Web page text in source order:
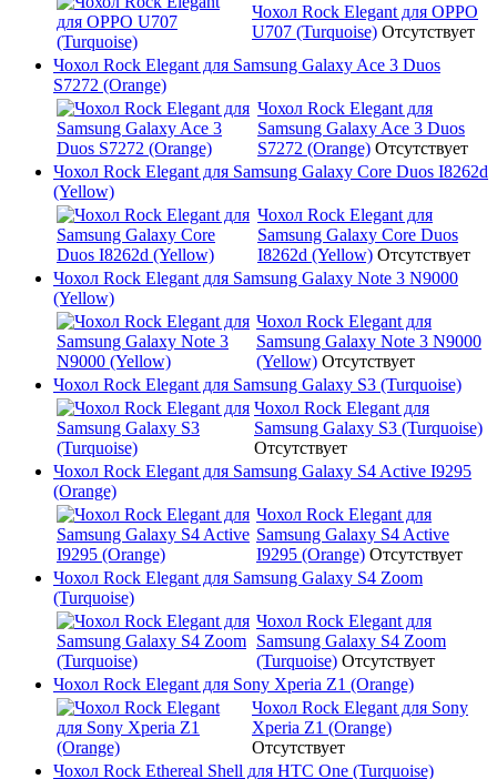
Чохол Rock Elegant для OPPO
U707 (Turquoise) Отсутствует
Чохол Rock Elegant для Samsung Galaxy Ace 3 Duos
S7272 (Orange)
Чохол Rock Elegant для
Samsung Galaxy Ace 3 Duos
S7272 (Orange) Отсутствует
Чохол Rock Elegant для Samsung Galaxy Core Duos I8262d
(Yellow)
Чохол Rock Elegant для
Samsung Galaxy Core Duos
I8262d (Yellow) Отсутствует
Чохол Rock Elegant для Samsung Galaxy Note 3 N9000
(Yellow)
Чохол Rock Elegant для
Samsung Galaxy Note 3 N9000
(Yellow) Отсутствует
Чохол Rock Elegant для Samsung Galaxy S3 (Turquoise)
Чохол Rock Elegant для
Samsung Galaxy S3 (Turquoise)
Отсутствует
Чохол Rock Elegant для Samsung Galaxy S4 Active I9295
(Orange)
Чохол Rock Elegant для
Samsung Galaxy S4 Active
I9295 (Orange) Отсутствует
Чохол Rock Elegant для Samsung Galaxy S4 Zoom
(Turquoise)
Чохол Rock Elegant для
Samsung Galaxy S4 Zoom
(Turquoise) Отсутствует
Чохол Rock Elegant для Sony Xperia Z1 (Orange)
Чохол Rock Elegant для Sony
Xperia Z1 (Orange)
Отсутствует
Чохол Rock Ethereal Shell для HTC One (Turquoise)